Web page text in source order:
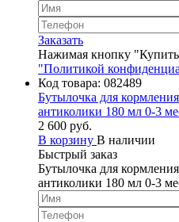
Заказать
Нажимая кнопку
"Политикой
Код товара: 082489
Бутылочка для
антиколики 180 мл 0-3
2 600 руб.
В корзину В наличии
Быстрый заказ
Бутылочка для
антиколики 180 мл 0-3